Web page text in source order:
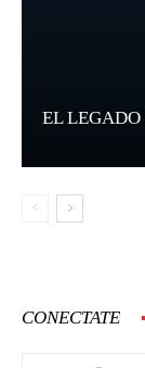
EL LEGADO
CONECTATE